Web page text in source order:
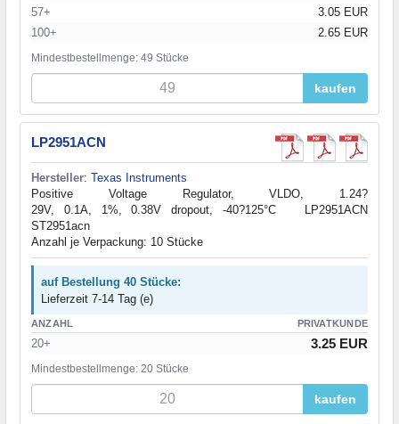
57+
3.05 EUR
100+
2.65 EUR
Mindestbestellmenge: 49 Stücke
kaufen
LP2951ACN
Hersteller: Texas Instruments
Positive Voltage Regulator, VLDO, 1.24?
29V, 0.1A, 1%, 0.38V dropout, -40?125°C LP2951ACN
ST2951acn
Anzahl je Verpackung: 10 Stücke
auf Bestellung 40 Stücke:
Lieferzeit 7-14 Tag (e)
ANZAHL PRIVATKUNDE
20+ 3.25 EUR
Mindestbestellmenge: 20 Stücke
kaufen